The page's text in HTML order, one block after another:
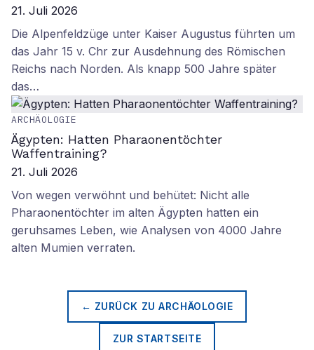
21. Juli 2026
Die Alpenfeldzüge unter Kaiser Augustus führten um
das Jahr 15 v. Chr zur Ausdehnung des Römischen
Reichs nach Norden. Als knapp 500 Jahre später
das…
ARCHÄOLOGIE
Ägypten: Hatten Pharaonentöchter
Waffentraining?
21. Juli 2026
Von wegen verwöhnt und behütet: Nicht alle
Pharaonentöchter im alten Ägypten hatten ein
geruhsames Leben, wie Analysen von 4000 Jahre
alten Mumien verraten.
← ZURÜCK ZUARCHÄOLOGIE
ZUR STARTSEITE